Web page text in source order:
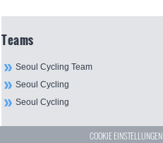
Teams
Seoul Cycling Team
Seoul Cycling
Seoul Cycling
COOKIE EINSTELLUNGEN